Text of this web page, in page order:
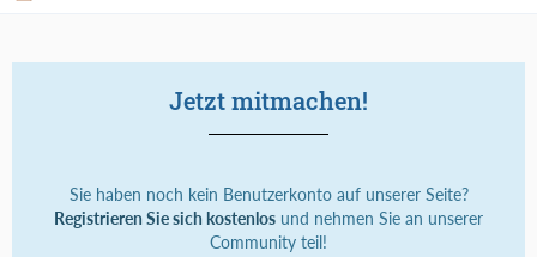
Jetzt mitmachen!
Sie haben noch kein Benutzerkonto auf unserer Seite?
Registrieren Sie sich kostenlos und nehmen Sie an unserer
Community teil!